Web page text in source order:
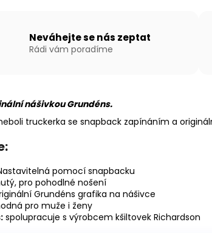
Neváhejte se nás zeptat
Rádi vám poradíme
nášivkou Grundéns.
truckerka se snapback zapínáním a
pomocí snapbacku
pro pohodlné nošení
Grundéns grafika na nášivce
pro muže i ženy
spolupracuje s výrobcem kšiltovek Richardson